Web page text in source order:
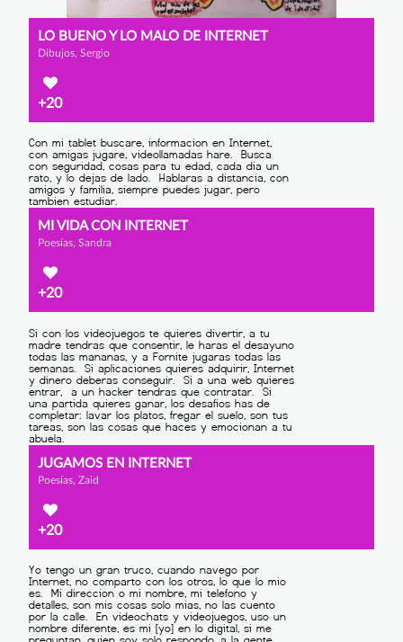
LO BUENO Y LO MALO DE INTERNET
Dibujos, Sergio
+20
MI VIDA CON INTERNET
Poesías, Sandra
+20
JUGAMOS EN INTERNET
Poesías, Zaid
+20